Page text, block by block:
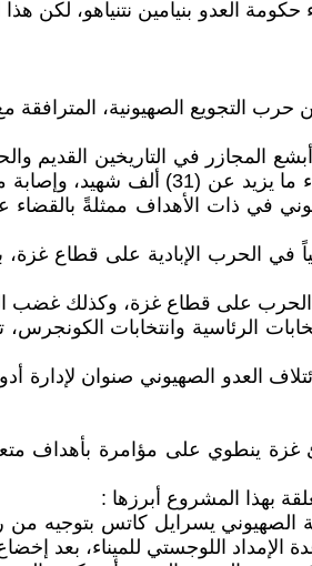
العدو بنيامين نتنياهو، لكن
حرب التجويع الصهيونية،
أبشع المجازر في التاريخين
في ذات الأهداف ممثلةً
في الحرب الإبادية على قطاع
على قطاع غزة، وكذلك غضب
الرئاسية وانتخابات
العدو الصهيوني صنوان لإدارة
ينطوي على مؤامرة بأهداف
بهذا المشروع أبرزها :
يسرايل كاتس بتوجيه من
اللوجستي للميناء، بعد